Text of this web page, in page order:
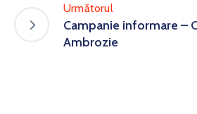
Următorul
Campanie informare –
Ambrozie